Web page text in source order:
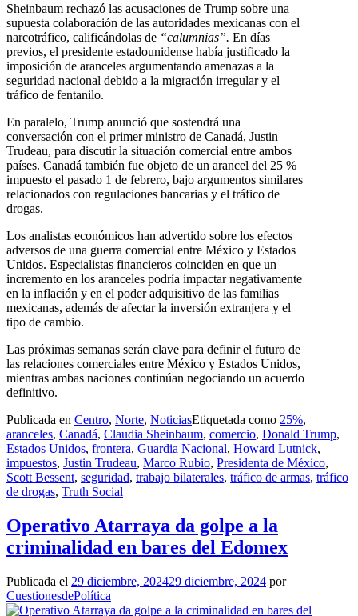
Sheinbaum rechazó las acusaciones de Trump sobre una
supuesta colaboración de las autoridades mexicanas con el
narcotráfico, calificándolas de “calumnias”. En días
previos, el presidente estadounidense había justificado la
imposición de aranceles argumentando amenazas a la
seguridad nacional debido a la migración irregular y el
tráfico de fentanilo.
En paralelo, Trump anunció que sostendrá una
conversación con el primer ministro de Canadá, Justin
Trudeau, para discutir la situación comercial entre ambos
países. Canadá también fue objeto de un arancel del 25 %
impuesto el pasado 1 de febrero, bajo argumentos similares
relacionados con regulaciones bancarias y el tráfico de
drogas.
Los analistas económicos han advertido sobre los efectos
adversos de una guerra comercial entre México y Estados
Unidos. Especialistas financieros coinciden en que un
incremento en los aranceles podría impactar negativamente
en la inflación y en el poder adquisitivo de las familias
mexicanas, además de afectar la inversión extranjera y el
tipo de cambio.
Las próximas semanas serán clave para definir el futuro de
las relaciones comerciales entre México y Estados Unidos,
mientras ambas naciones continúan negociando un acuerdo
definitivo.
Publicada en Centro, Norte, NoticiasEtiquetada como 25%,
aranceles, Canadá, Claudia Sheinbaum, comercio, Donald Trump,
Estados Unidos, frontera, Guardia Nacional, Howard Lutnick,
impuestos, Justin Trudeau, Marco Rubio, Presidenta de México,
Scott Bessent, seguridad, trabajo bilaterales, tráfico de armas, tráfico
de drogas, Truth Social
Operativo Atarraya da golpe a la
criminalidad en bares del Edomex
Publicada el 29 diciembre, 202429 diciembre, 2024 por
CuestionesdePolítica